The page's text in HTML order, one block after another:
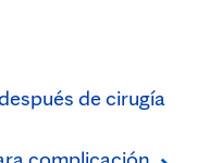
de cirugía